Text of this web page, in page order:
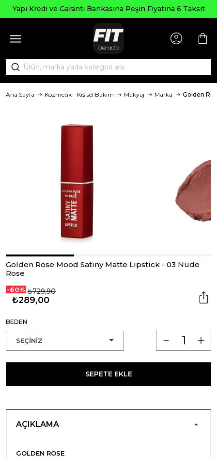
Kredi ve Garanti Bankasına Peşin Fiyatına 6 Taksit
Ana Sayfa Kozmetik - Kişisel Bakım Makyaj Marka Golden
Golden Rose Mood Satiny Matte Lipstick - 03 Nude
Rose
-60% ₺729,90
₺289,00
BEDEN
SEPETE EKLE
AÇIKLAMA
GOLDEN ROSE